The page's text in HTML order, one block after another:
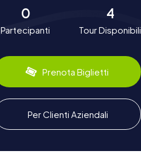
0
Partecipanti
4
Tour Disponibili
Prenota Biglietti
Per Clienti Aziendali